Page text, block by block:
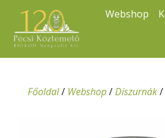
Webshop
Főoldal/ Webshop/Díszurnák/